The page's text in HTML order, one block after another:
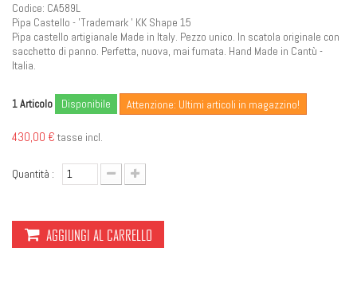
Codice: CA589L
Pipa Castello - 'Trademark ' KK Shape 15
Pipa castello artigianale Made in Italy. Pezzo unico. In scatola originale con
sacchetto di panno. Perfetta, nuova, mai fumata. Hand Made in Cantù -
Italia.
1Articolo Disponibile Attenzione: Ultimi articoli in magazzino!
430,00 € tasse incl.
Quantità :
AGGIUNGI AL CARRELLO